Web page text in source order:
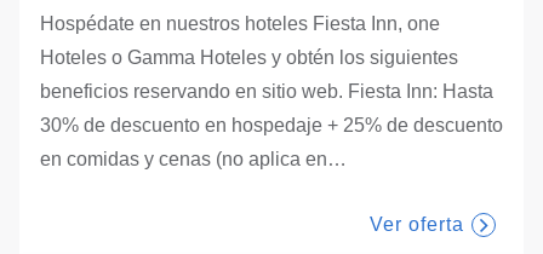
Hospédate en nuestros hoteles Fiesta Inn, one
Hoteles o Gamma Hoteles y obtén los siguientes
beneficios reservando en sitio web. Fiesta Inn: Hasta
30% de descuento en hospedaje + 25% de descuento
en comidas y cenas (no aplica en…
Ver oferta